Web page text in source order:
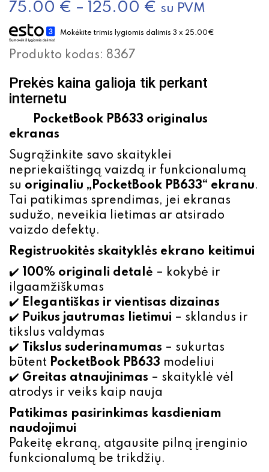
75.00 € – 125.00 € su PVM
Mokėkite trimis lygiomis dalimis 3 x 25.00€
Produkto kodas: 8367
Prekės kaina galioja tik perkant
internetu
PocketBook PB633 originalus
ekranas
Sugrąžinkite savo skaityklei
nepriekaištingą vaizdą ir funkcionalumą
su originaliu „PocketBook PB633“ ekranu.
Tai patikimas sprendimas, jei ekranas
sudužo, neveikia lietimas ar atsirado
vaizdo defektų.
Registruokitės skaityklės ekrano keitimui
✔️ 100% originali detalė – kokybė ir
ilgaamžiškumas
✔️ Elegantiškas ir vientisas dizainas
✔️ Puikus jautrumas lietimui – sklandus ir
tikslus valdymas
✔️ Tikslus suderinamumas – sukurtas
būtent PocketBook PB633 modeliui
✔️ Greitas atnaujinimas – skaityklė vėl
atrodys ir veiks kaip nauja
Patikimas pasirinkimas kasdieniam
naudojimui
Pakeitę ekraną, atgausite pilną įrenginio
funkcionalumą be trikdžių.